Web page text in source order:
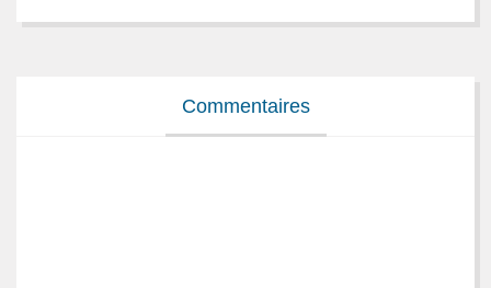
Commentaires